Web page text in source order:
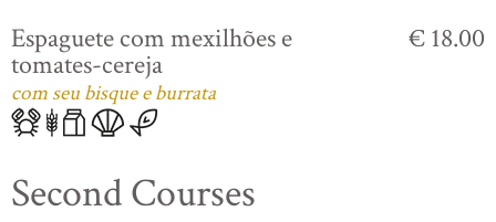
Espaguete com mexilhões e
tomates-cereja
com seu bisque e burrata
€ 18.00
Second Courses